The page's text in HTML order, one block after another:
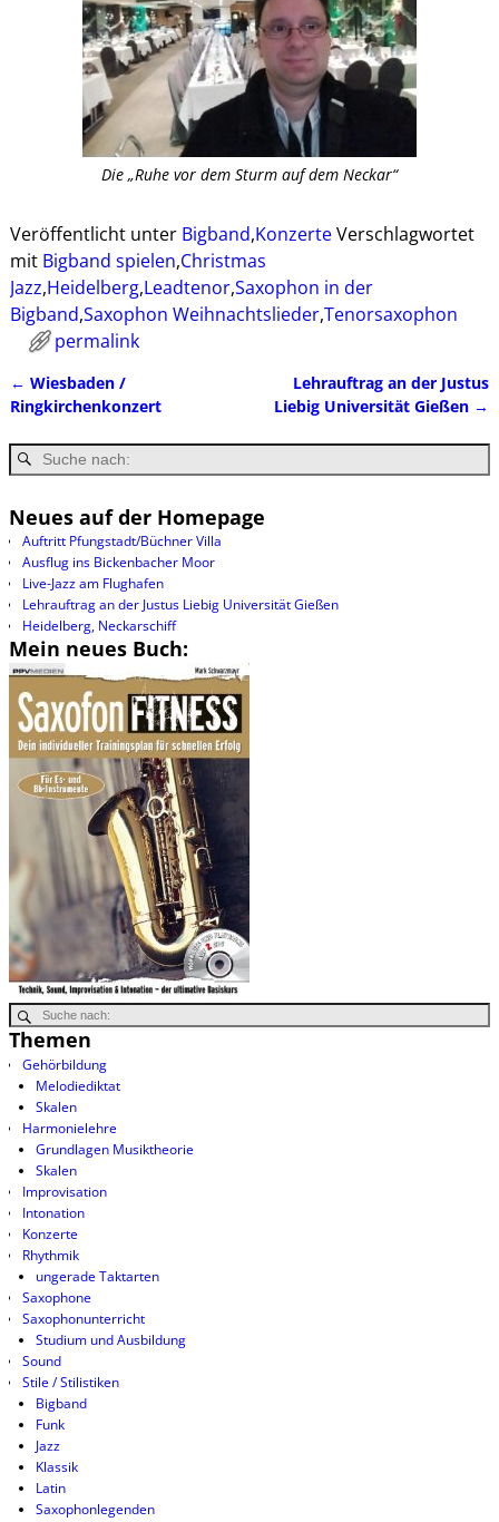
Die „Ruhe vor dem Sturm auf dem Neckar“
Veröffentlicht unter Bigband,KonzerteVerschlagwortet
mit Bigband spielen,Christmas
Jazz,Heidelberg,Leadtenor,Saxophon in der
Bigband,Saxophon Weihnachtslieder,Tenorsaxophon
permalink
Artikelnavigation
← Wiesbaden /
Ringkirchenkonzert
Lehrauftrag an der Justus
Liebig Universität Gießen →
Neues auf der Homepage
Auftritt Pfungstadt/Büchner Villa
Ausflug ins Bickenbacher Moor
Live-Jazz am Flughafen
Lehrauftrag an der Justus Liebig Universität Gießen
Heidelberg, Neckarschiff
Mein neues Buch:
Themen
Gehörbildung
Melodiediktat
Skalen
Harmonielehre
Grundlagen Musiktheorie
Skalen
Improvisation
Intonation
Konzerte
Rhythmik
ungerade Taktarten
Saxophone
Saxophonunterricht
Studium und Ausbildung
Sound
Stile / Stilistiken
Bigband
Funk
Jazz
Klassik
Latin
Saxophonlegenden